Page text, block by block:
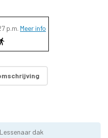
p.m. Meer info
Lessenaar dak